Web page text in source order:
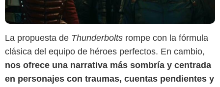
La propuesta de Thunderbolts rompe con la fórmula
clásica del equipo de héroes perfectos. En cambio,
nos ofrece una narrativa más sombría y centrada
en personajes con traumas, cuentas pendientes y